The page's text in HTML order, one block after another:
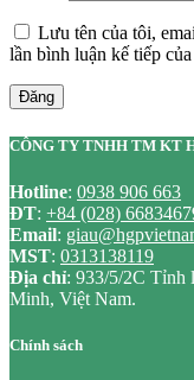
Lưu tên của tôi,
lần bình luận kế tiếp
Đăng
CÔNG TY TNHH TM KT
Hotline: 0938 906 663
ĐT: +84 (028)
Email:
MST: 0313138119
Địa chỉ: 933/5/2C Tỉnh
Minh, Việt Nam.
Chính sách